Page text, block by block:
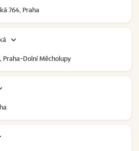
764, Praha
Praha-Dolní Měcholupy